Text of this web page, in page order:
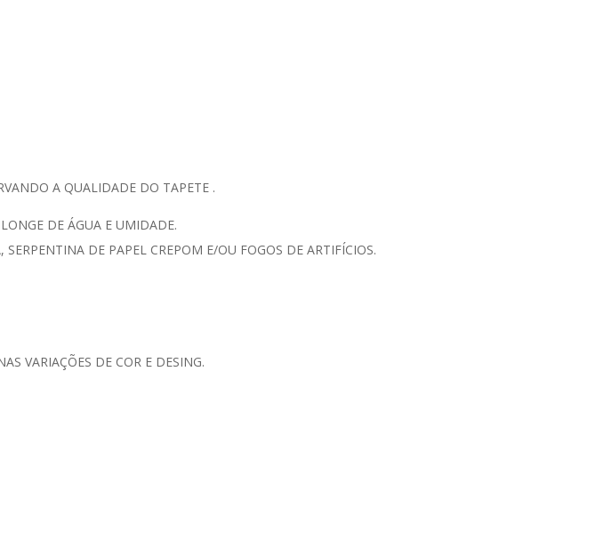
A QUALIDADE DO TAPETE .
DE ÁGUA E UMIDADE.
DE PAPEL CREPOM E/OU FOGOS DE ARTIFÍCIOS.
VARIAÇÕES DE COR E DESING.